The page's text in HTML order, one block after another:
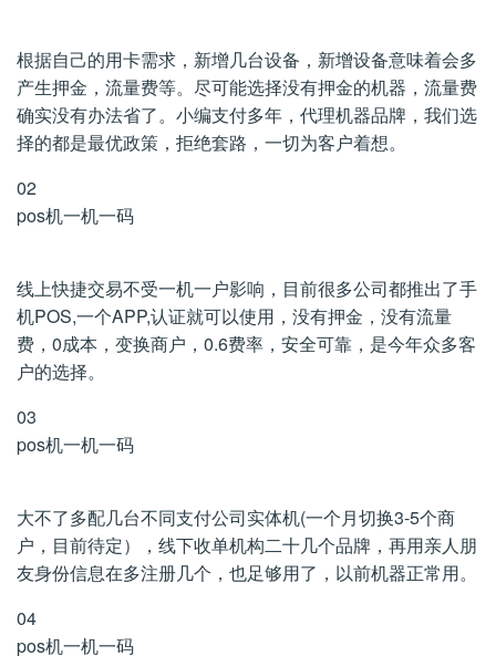
根据自己的用卡需求，新增几台设备，新增设备意味着会多
产生押金，流量费等。尽可能选择没有押金的机器，流量费
确实没有办法省了。小编支付多年，代理机器品牌，我们选
择的都是最优政策，拒绝套路，一切为客户着想。
02
pos机一机一码
线上快捷交易不受一机一户影响，目前很多公司都推出了手
机POS,一个APP,认证就可以使用，没有押金，没有流量
费，0成本，变换商户，0.6费率，安全可靠，是今年众多客
户的选择。
03
pos机一机一码
大不了多配几台不同支付公司实体机(一个月切换3-5个商
户，目前待定），线下收单机构二十几个品牌，再用亲人朋
友身份信息在多注册几个，也足够用了，以前机器正常用。
04
pos机一机一码